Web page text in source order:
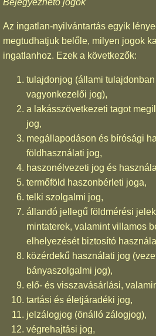
Az ingatlan-nyilvántartás egyik
megtudhatjuk belőle, milyen jogok
ingatlanhoz. Ezek a következők:
tulajdonjog (állami
vagyonkezelői jog),
a lakásszövetkezeti tagot
jog,
megállapodáson és bírósági
földhasználati jog,
haszonélvezeti jog és
termőföld haszonbérleti joga,
telki szolgalmi jog,
állandó jellegű földmérési
mintaterek, valamint villamos
elhelyezését biztosító
közérdekű használati jog
bányaszolgalmi jog),
elő- és visszavásárlási,
tartási és életjáradéki jog,
jelzálogjog (önálló zálogjog),
végrehajtási jog,